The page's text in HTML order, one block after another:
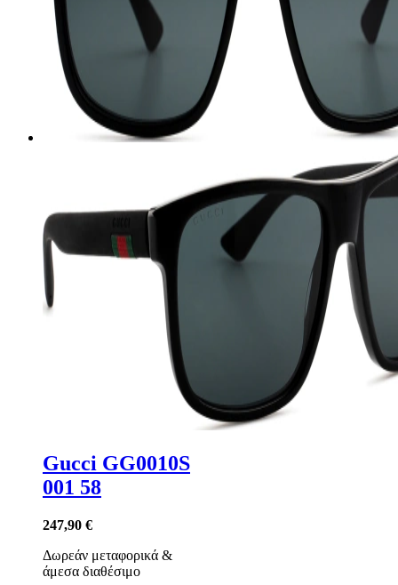
Gucci GG0010S
001 58
247,90 €
Δωρεάν μεταφορικά &
άμεσα διαθέσιμο